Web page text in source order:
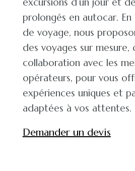
prolongés en autocar. En
de voyage, nous
des voyages sur mesure,
collaboration avec les
opérateurs, pour vous
expériences uniques et
adaptées à vos attentes.
Demander un devis